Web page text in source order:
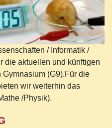
/ Informatik /
die aktuellen und künftigen
(G9).Für die
wir weiterhin das
/Physik).